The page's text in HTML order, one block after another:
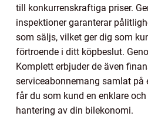
till konkurrenskraftiga priser.
inspektioner garanterar
som säljs, vilket ger dig som
förtroende i ditt köpbeslut.
Komplett erbjuder de även
serviceabonnemang samlat på
får du som kund en enklare
hantering av din bilekonomi.